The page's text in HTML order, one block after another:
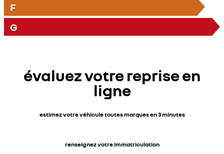
F
G
évaluez votre reprise en
ligne
estimez votre véhicule toutes marques en 3 minutes
renseignez votre immatriculation